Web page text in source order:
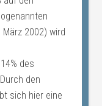
2002) wird
des
den
sich hier eine